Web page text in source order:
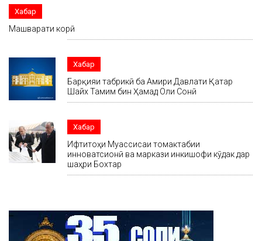
Хабар
Машварати корӣ
Хабар
Барқияи табрикӣ ба Амири Давлати Қатар
Шайх Тамим бин Ҳамад Оли Сонӣ
Хабар
Ифтитоҳи Муассисаи томактабии
инноватсионӣ ва маркази инкишофи кӯдак дар
шаҳри Бохтар